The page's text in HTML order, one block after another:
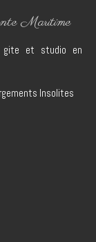
Maritime
gite et studio en
Insolites